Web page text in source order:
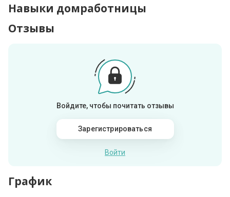
Навыки домработницы
Отзывы
Войдите, чтобы почитать отзывы
Зарегистрироваться
Войти
График